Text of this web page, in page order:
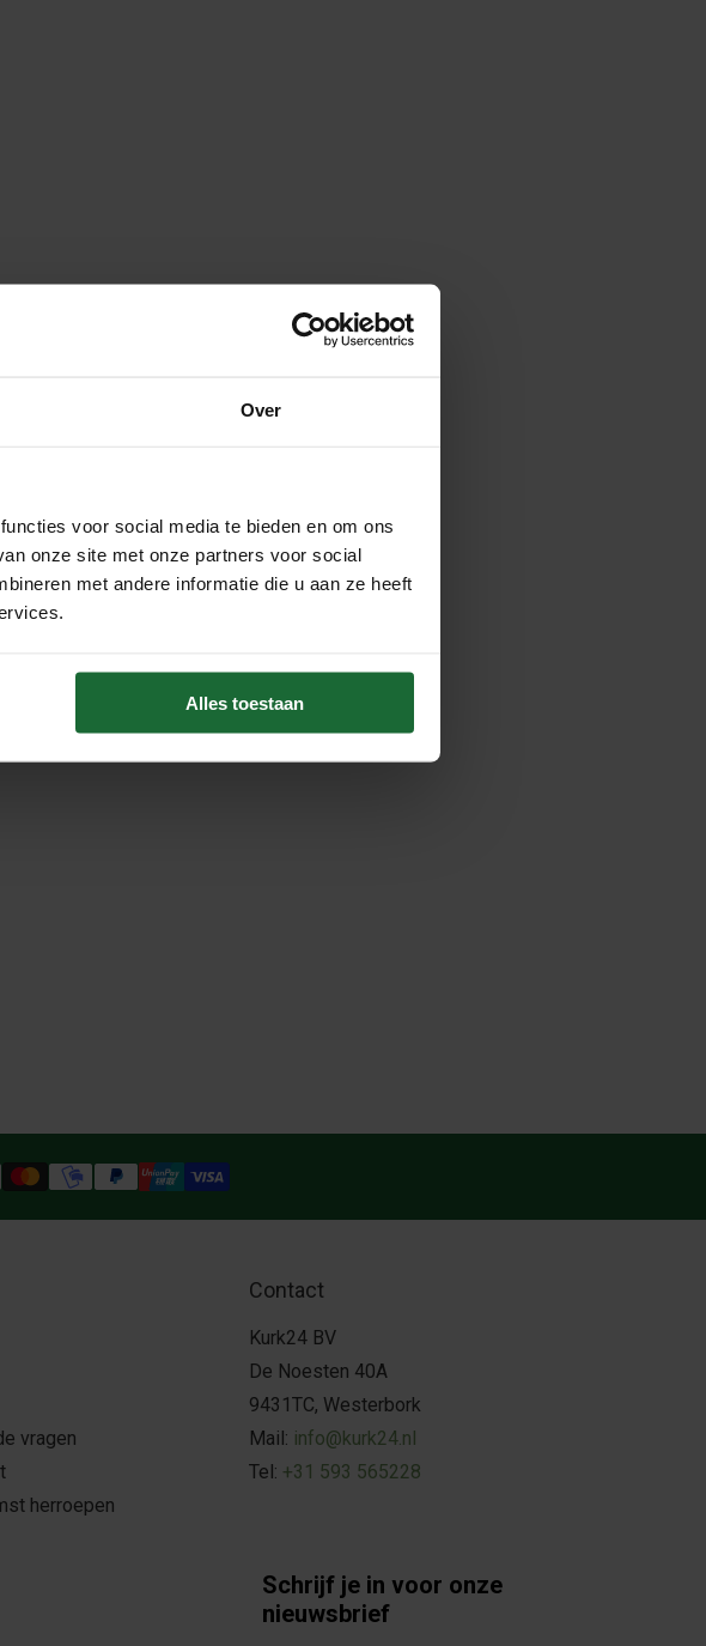
Over
voor social media te bieden en om ons
onze site met onze partners voor social
met andere informatie die u aan ze heeft
Alles toestaan
vragen
herroepen
Contact
Kurk24 BV
De Noesten 40A
9431TC, Westerbork
Mail: info@kurk24.nl
Tel: +31 593 565228
Schrijf je in voor onze
nieuwsbrief